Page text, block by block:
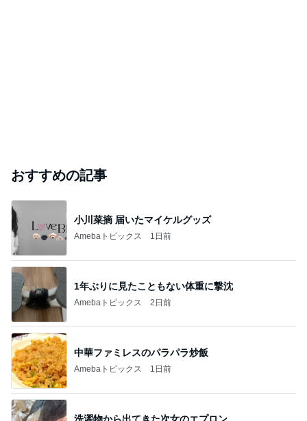
おすすめの記事
小川菜摘 届いたマイケルグッズ
Amebaトピックス 1日前
1年ぶりに見たこともない体重に撃沈
Amebaトピックス 2日前
中華ファミレスのパラパラ炒飯
Amebaトピックス 1日前
洗濯物から出てきた次女のエプロン